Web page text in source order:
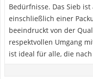
Bedürfnisse. Das Sieb
einschließlich einer
beeindruckt von der
respektvollen Umgang
ist ideal für alle, die